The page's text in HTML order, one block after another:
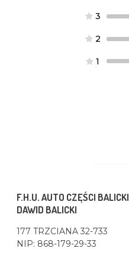
3
2
1
F.H.U. AUTO CZĘŚCI BALICKI
DAWID BALICKI
177 TRZCIANA 32-733
NIP: 868-179-29-33